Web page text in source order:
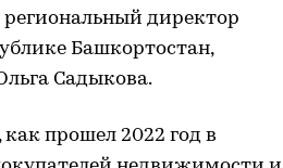
директор
Башкортостан,
Садыкова.
прошел 2022 год в